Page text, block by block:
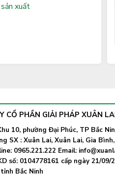
xuất
CỔ PHẦN GIẢI PHÁP XUÂN
10, phường Đại Phúc, TP Bắc
SX : Xuân Lai, Xuân Lai, Gia
0965.221.222 Email:
số: 0104778161 cấp ngày 21/09/
Bắc Ninh